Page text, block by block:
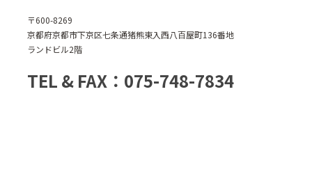
〒600-8269
京都府京都市下京区七条通猪熊東入西八百屋町136番地
ランドビル2階
TEL & FAX：075-748-7834